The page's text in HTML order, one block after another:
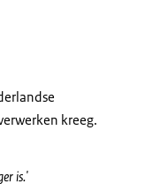
kreeg.
is.'